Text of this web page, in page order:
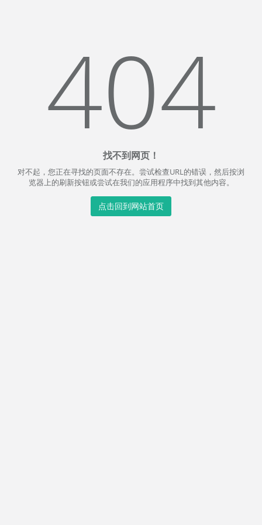
404
找不到网页！
对不起，您正在寻找的页面不存在。尝试检查URL的错误，然后按浏
览器上的刷新按钮或尝试在我们的应用程序中找到其他内容。
点击回到网站首页